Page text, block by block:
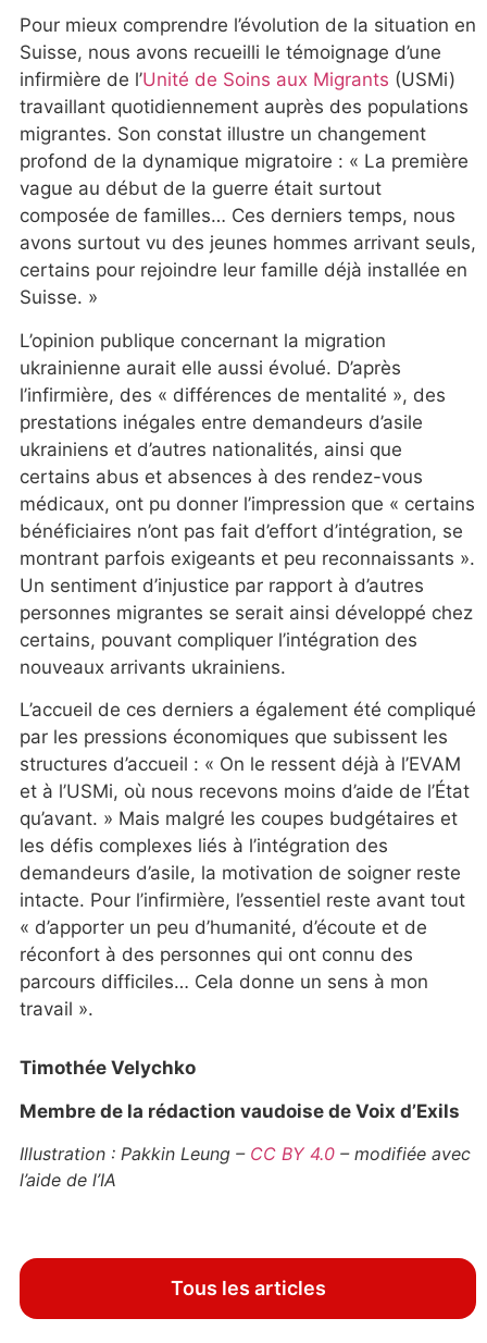
Pour mieux comprendre l’évolution de la situation en
Suisse, nous avons recueilli le témoignage d’une
infirmière de l’Unité de Soins aux Migrants (USMi)
travaillant quotidiennement auprès des populations
migrantes. Son constat illustre un changement
profond de la dynamique migratoire : « La première
vague au début de la guerre était surtout
composée de familles… Ces derniers temps, nous
avons surtout vu des jeunes hommes arrivant seuls,
certains pour rejoindre leur famille déjà installée en
Suisse. »
L’opinion publique concernant la migration
ukrainienne aurait elle aussi évolué. D’après
l’infirmière, des « différences de mentalité », des
prestations inégales entre demandeurs d’asile
ukrainiens et d’autres nationalités, ainsi que
certains abus et absences à des rendez-vous
médicaux, ont pu donner l’impression que « certains
bénéficiaires n’ont pas fait d’effort d’intégration, se
montrant parfois exigeants et peu reconnaissants ».
Un sentiment d’injustice par rapport à d’autres
personnes migrantes se serait ainsi développé chez
certains, pouvant compliquer l’intégration des
nouveaux arrivants ukrainiens.
L’accueil de ces derniers a également été compliqué
par les pressions économiques que subissent les
structures d’accueil : « On le ressent déjà à l’EVAM
et à l’USMi, où nous recevons moins d’aide de l’État
qu’avant. » Mais malgré les coupes budgétaires et
les défis complexes liés à l’intégration des
demandeurs d’asile, la motivation de soigner reste
intacte. Pour l’infirmière, l’essentiel reste avant tout
« d’apporter un peu d’humanité, d’écoute et de
réconfort à des personnes qui ont connu des
parcours difficiles… Cela donne un sens à mon
travail ».
Timothée Velychko
Membre de la rédaction vaudoise de Voix d’Exils
Illustration : Pakkin Leung – CC BY 4.0 – modifiée avec
l’aide de l’IA
Tous les articles